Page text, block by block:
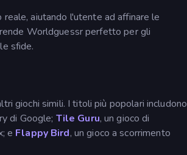
aiutando l'utente ad affinare le
Worldguessr perfetto per gli
sfide.
giochi simili. I titoli più popolari includono
di Google; Tile Guru, un gioco di
e Flappy Bird, un gioco a scorrimento